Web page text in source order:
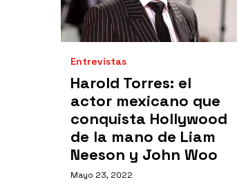
Entrevistas
Harold Torres: el
actor mexicano que
conquista Hollywood
de la mano de Liam
Neeson y John Woo
Mayo 23, 2022